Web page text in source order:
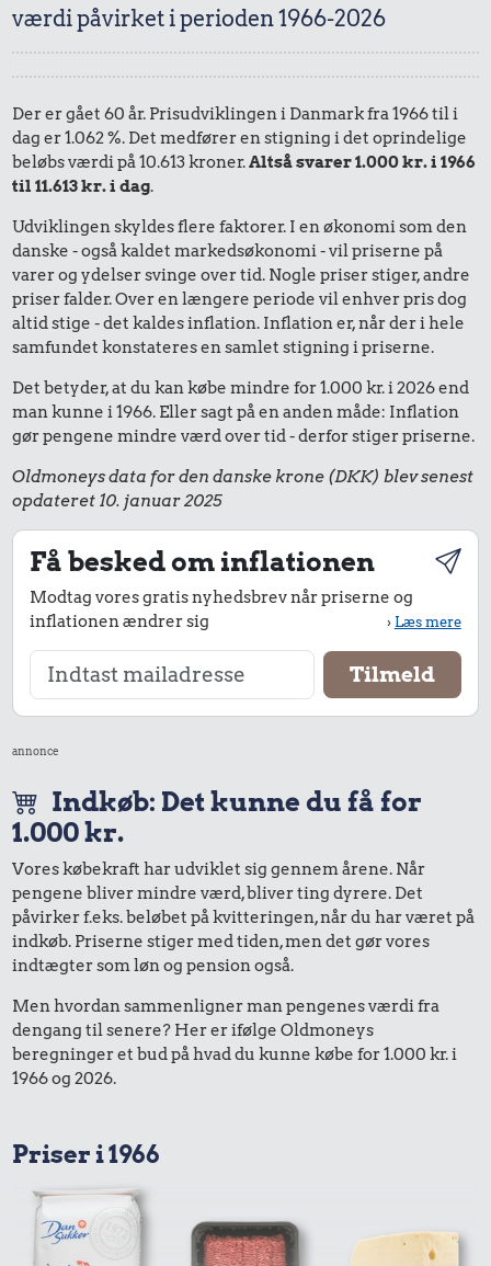
værdi påvirket i perioden 1966-2026
Der er gået 60 år. Prisudviklingen i Danmark fra 1966 til i
dag er 1.062 %. Det medfører en stigning i det oprindelige
beløbs værdi på 10.613 kroner.Altså svarer 1.000 kr. i 1966
til 11.613 kr. i dag.
Udviklingen skyldes flere faktorer. I en økonomi som den
danske - også kaldet markedsøkonomi - vil priserne på
varer og ydelser svinge over tid. Nogle priser stiger, andre
priser falder. Over en længere periode vil enhver pris dog
altid stige - det kaldes inflation. Inflation er, når der i hele
samfundet konstateres en samlet stigning i priserne.
Det betyder, at du kan købe mindre for 1.000 kr. i 2026 end
man kunne i 1966. Eller sagt på en anden måde: Inflation
gør pengene mindre værd over tid - derfor stiger priserne.
Oldmoneys data for den danske krone (DKK) blev senest
opdateret 10. januar 2025
Få besked om inflationen
Modtag vores gratis nyhedsbrev når priserne og
inflationen ændrer sig
›Læs mere
annonce
Indkøb: Det kunne du få for
1.000 kr.
Vores købekraft har udviklet sig gennem årene. Når
pengene bliver mindre værd, bliver ting dyrere. Det
påvirker f.eks. beløbet på kvitteringen, når du har været på
indkøb. Priserne stiger med tiden, men det gør vores
indtægter som løn og pension også.
Men hvordan sammenligner man pengenes værdi fra
dengang til senere? Her er ifølge Oldmoneys
beregninger et bud på hvad du kunne købe for 1.000 kr. i
1966 og 2026.
Priser i 1966